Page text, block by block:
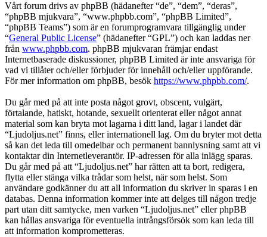
Vårt forum drivs av phpBB (hädanefter “de”, “dem”, “deras”,
“phpBB mjukvara”, “www.phpbb.com”, “phpBB Limited”,
“phpBB Teams”) som är en forumprogramvara tillgänglig under
“General Public License” (hädanefter “GPL”) och kan laddas ner
från www.phpbb.com. phpBB mjukvaran främjar endast
Internetbaserade diskussioner, phpBB Limited är inte ansvariga för
vad vi tillåter och/eller förbjuder för innehåll och/eller uppförande.
För mer information om phpBB, besök https://www.phpbb.com/.
Du går med på att inte posta något grovt, obscent, vulgärt,
förtalande, hatiskt, hotande, sexuellt orienterat eller något annat
material som kan bryta mot lagarna i ditt land, lagar i landet där
“Ljudoljus.net” finns, eller internationell lag. Om du bryter mot detta
så kan det leda till omedelbar och permanent bannlysning samt att vi
kontaktar din Internetleverantör. IP-adressen för alla inlägg sparas.
Du går med på att “Ljudoljus.net” har rätten att ta bort, redigera,
flytta eller stänga vilka trådar som helst, när som helst. Som
användare godkänner du att all information du skriver in sparas i en
databas. Denna information kommer inte att delges till någon tredje
part utan ditt samtycke, men varken “Ljudoljus.net” eller phpBB
kan hållas ansvariga för eventuella intrångsförsök som kan leda till
att information komprometteras.